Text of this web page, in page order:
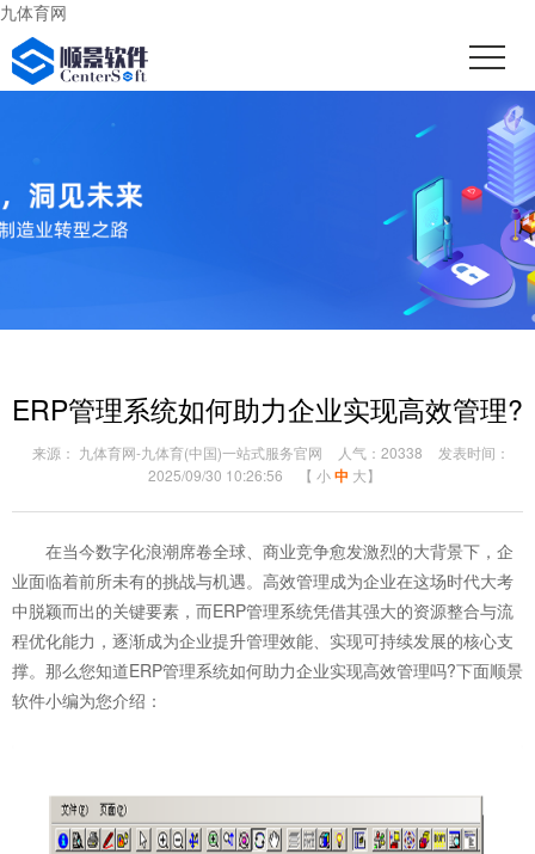
九体育网
ERP管理系统如何助力企业实现高效管理?
来源： 九体育网-九体育(中国)一站式服务官网 人气：20338
发表时间：
2025/09/30 10:26:56
【 小中 大】
在当今数字化浪潮席卷全球、商业竞争愈发激烈的大背景下，企
业面临着前所未有的挑战与机遇。高效管理成为企业在这场时代大考
中脱颖而出的关键要素，而ERP管理系统凭借其强大的资源整合与流
程优化能力，逐渐成为企业提升管理效能、实现可持续发展的核心支
撑。那么您知道ERP管理系统如何助力企业实现高效管理吗?下面顺景
软件小编为您介绍：